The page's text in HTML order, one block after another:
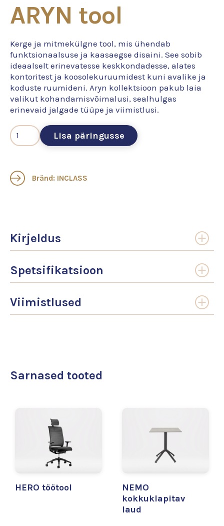
ARYN tool
Kerge ja mitmekülgne tool, mis ühendab
funktsionaalsuse ja kaasaegse disaini. See sobib
ideaalselt erinevatesse keskkondadesse, alates
kontoritest ja koosolekuruumidest kuni avalike ja
koduste ruumideni. Aryn kollektsioon pakub laia
valikut kohandamisvõimalusi, sealhulgas
erinevaid jalgade tüüpe ja viimistlusi.
Lisa päringusse
Bränd: INCLASS
Kirjeldus
Spetsifikatsioon
Viimistlused
Sarnased tooted
HERO töötool
NEMO
kokkuklapitav
laud